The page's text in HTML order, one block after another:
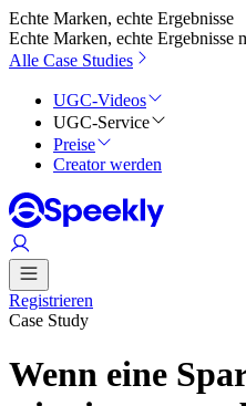
Echte Marken, echte Ergebnisse
Echte Marken, echte Ergebnisse
Alle Case Studies
UGC-Videos
UGC-Service
Preise
Creator werden
Registrieren
Case Study
Wenn eine